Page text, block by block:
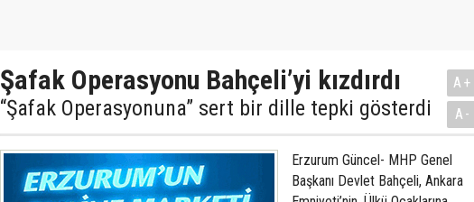
Şafak Operasyonu Bahçeli’yi kızdırdı
“Şafak Operasyonuna” sert bir dille tepki gösterdi
A+
A-
Erzurum Güncel- MHP Genel
Başkanı Devlet Bahçeli, Ankara